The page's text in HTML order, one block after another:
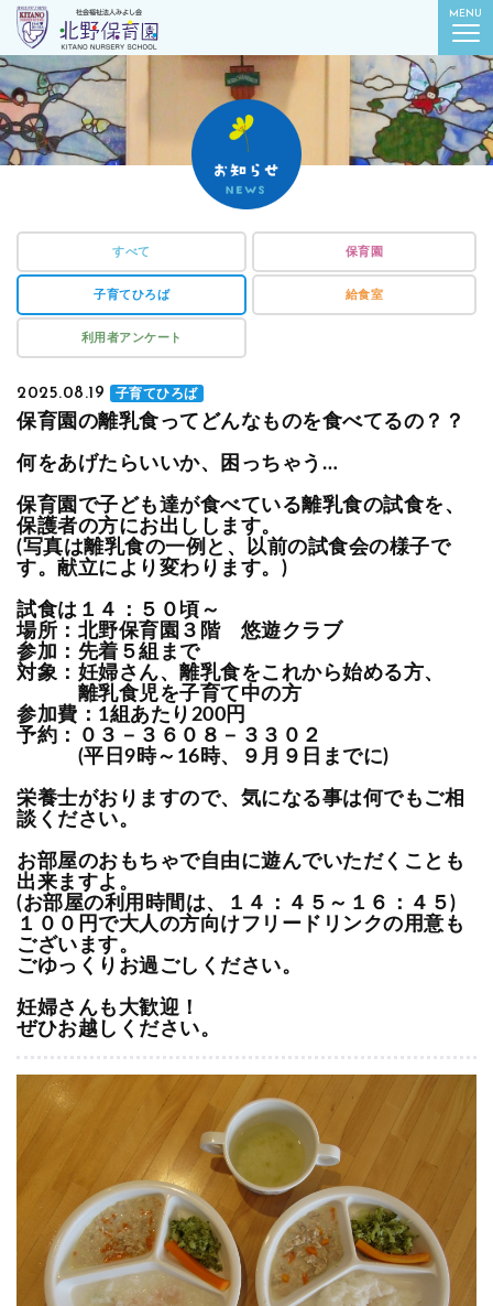
MENU
社会福祉法人みよし会
すべて 保育園
子育てひろば 給食室
利用者アンケート
2025.08.19 子育てひろば
保育園の離乳食ってどんなものを食べてるの？？
何をあげたらいいか、困っちゃう…
保育園で子ども達が食べている離乳食の試食を、
保護者の方にお出しします。
(写真は離乳食の一例と、以前の試食会の様子で
す。献立により変わります。)
試食は１４：５０頃～
場所：北野保育園３階 悠遊クラブ
参加：先着５組まで
対象：妊婦さん、離乳食をこれから始める方、
離乳食児を子育て中の方
参加費：1組あたり200円
予約：０３－３６０８－３３０２
(平日9時～16時、９月９日までに)
栄養士がおりますので、気になる事は何でもご相
談ください。
お部屋のおもちゃで自由に遊んでいただくことも
出来ますよ。
(お部屋の利用時間は、１４：４５～１６：４５)
１００円で大人の方向けフリードリンクの用意も
ございます。
ごゆっくりお過ごしください。
妊婦さんも大歓迎！
ぜひお越しください。